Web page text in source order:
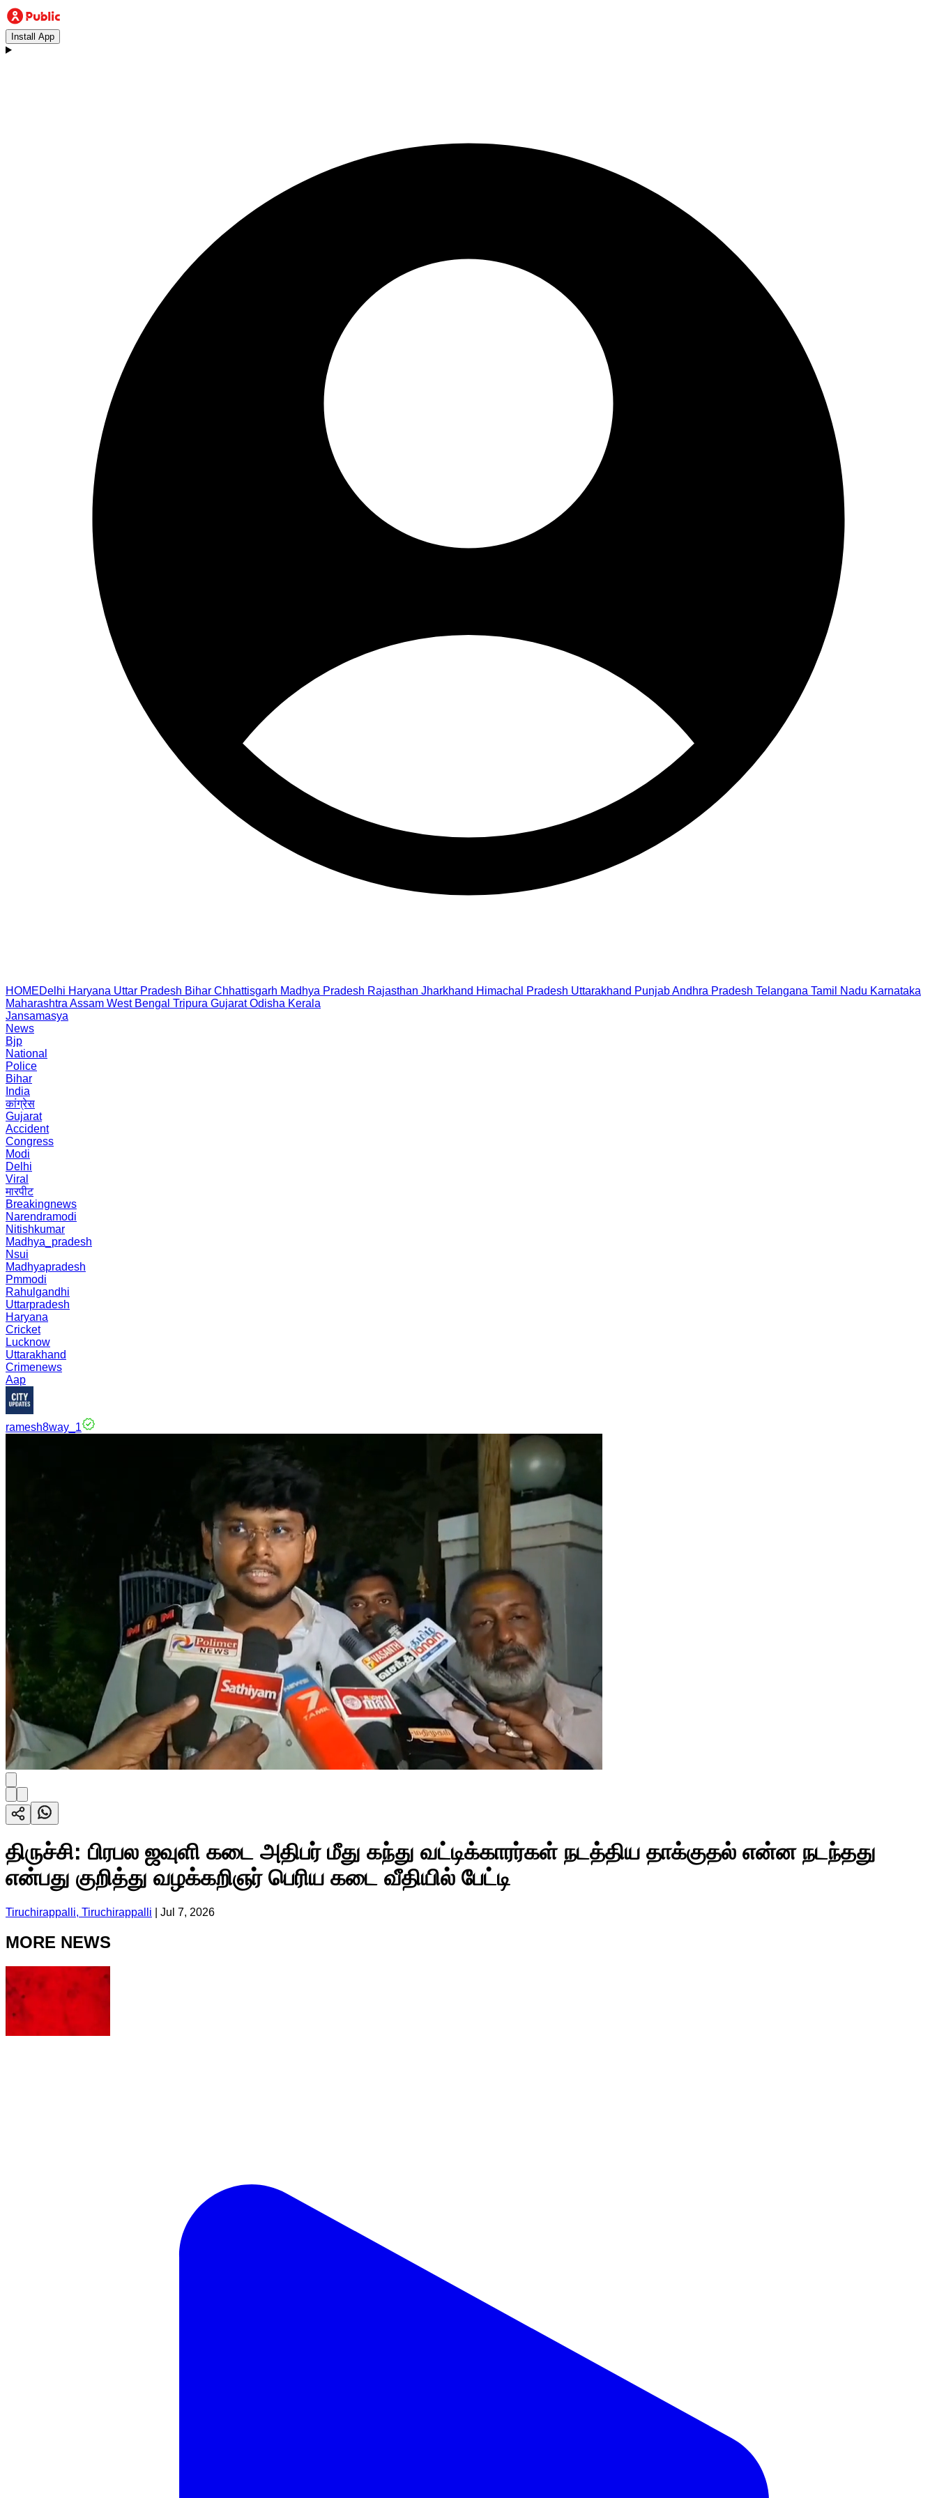
Install App
HOMEDelhi Haryana Uttar Pradesh Bihar Chhattisgarh Madhya Pradesh Rajasthan Jharkhand Himachal Pradesh Uttarakhand PunjabAndhra Pradesh Telangana Tamil Nadu Karnataka
Maharashtra Assam West Bengal Tripura Gujarat Odisha Kerala
Jansamasya
News
Bjp
National
Police
Bihar
India
कांग्रेस
Gujarat
Accident
Congress
Modi
Delhi
Viral
मारपीट
Breakingnews
Narendramodi
Nitishkumar
Madhya_pradesh
Nsui
Madhyapradesh
Pmmodi
Rahulgandhi
Uttarpradesh
Haryana
Cricket
Lucknow
Uttarakhand
Crimenews
Aap
ramesh8way_1
திருச்சி: பிரபல ஜவுளி கடை அதிபர் மீது கந்து வட்டிக்காரர்கள் நடத்திய தாக்குதல் என்ன நடந்தது
என்பது குறித்து வழக்கறிஞர் பெரிய கடை வீதியில் பேட்டி
Tiruchirappalli, Tiruchirappalli Jul 7, 2026
MORE NEWS